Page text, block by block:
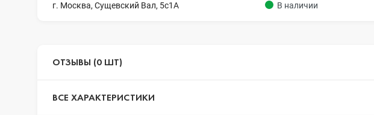
г. Москва, Сущевский Вал, 5с1А В наличии
ОТЗЫВЫ (0 ШТ)
ВСЕ ХАРАКТЕРИСТИКИ